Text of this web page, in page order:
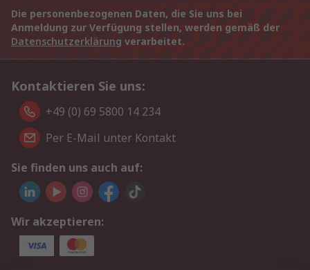
Die personenbezogenen Daten, die Sie uns bei
Anmeldung zur Verfügung stellen, werden gemäß der
Datenschutzerklärung verarbeitet.
Kontaktieren Sie uns:
+49 (0) 69 5800 14 234
Per E-Mail unter Kontakt
Sie finden uns auch auf:
Wir akzeptieren: